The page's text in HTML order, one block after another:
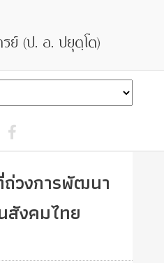
วงการพัฒนา
สังคมไทย